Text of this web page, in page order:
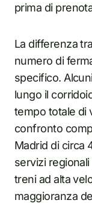
prima di
La differenza
numero di
specifico.
lungo il
tempo totale di
confronto
Madrid di circa
servizi
treni ad alta
maggioranza